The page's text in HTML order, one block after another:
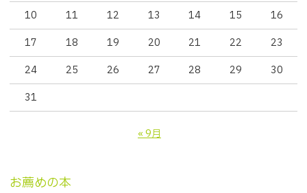
10
11 12 13 14 15
16
17
18 19 20 21 22
23
24
25 26 27 28 29
30
31
« 9月
お薦めの本